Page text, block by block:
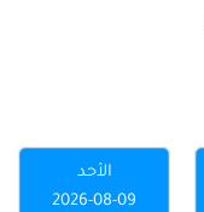
الأحد
2026-08-09